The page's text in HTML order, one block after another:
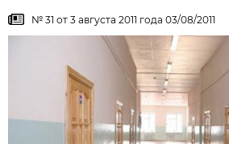
№ 31 от 3 августа 2011 года 03/08/2011